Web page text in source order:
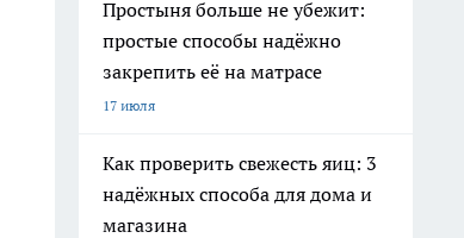
Простыня больше не убежит:
простые способы надёжно
закрепить её на матрасе
17 июля
Как проверить свежесть яиц: 3
надёжных способа для дома и
магазина